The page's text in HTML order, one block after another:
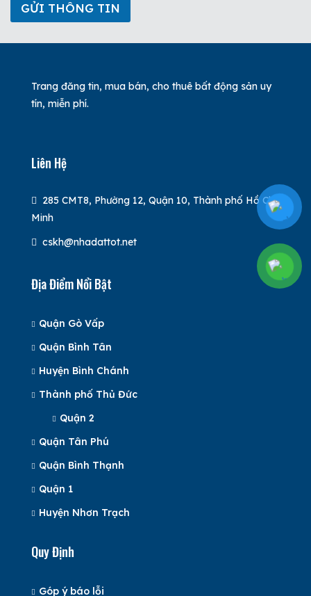
GỬI THÔNG TIN
Trang đăng tin, mua bán, cho thuê bất động sản uy
tín, miễn phí.
Liên Hệ
285 CMT8, Phường 12, Quận 10, Thành phố Hồ Chí
Minh
cskh@nhadattot.net
Địa Điểm Nổi Bật
Quận Gò Vấp
Quận Bình Tân
Huyện Bình Chánh
Thành phố Thủ Đức
Quận 2
Quận Tân Phú
Quận Bình Thạnh
Quận 1
Huyện Nhơn Trạch
Quy Định
Góp ý báo lỗi